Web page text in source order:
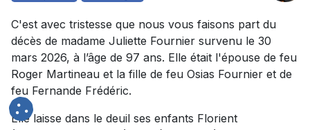
C'est avec tristesse que nous vous faisons part du
décès de madame Juliette Fournier survenu le 30
mars 2026, à l’âge de 97 ans. Elle était l'épouse de feu
Roger Martineau et la fille de feu Osias Fournier et de
feu Fernande Frédéric.
Elle laisse dans le deuil ses enfants Florient